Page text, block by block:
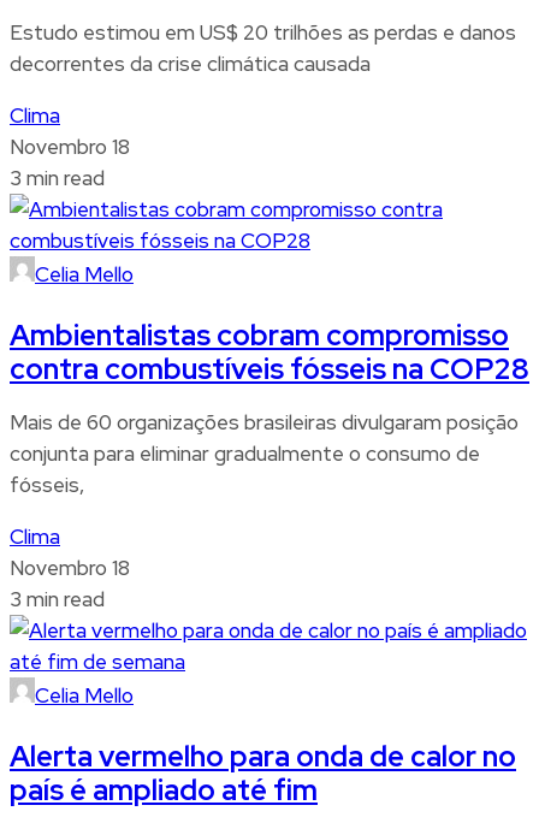
Estudo estimou em US$ 20 trilhões as perdas e danos
decorrentes da crise climática causada
Clima
Novembro 18
3 min read
Celia Mello
Ambientalistas cobram compromisso
contra combustíveis fósseis na COP28
Mais de 60 organizações brasileiras divulgaram posição
conjunta para eliminar gradualmente o consumo de
fósseis,
Clima
Novembro 18
3 min read
Celia Mello
Alerta vermelho para onda de calor no
país é ampliado até fim